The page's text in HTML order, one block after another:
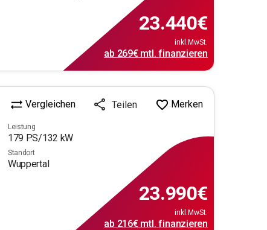
23.440€
inkl.MwSt.
ab 269€mtl. finanzieren
Vergleichen Teilen Merken
Leistung
179 PS/132 kW
Standort
Wuppertal
23.990€
inkl.MwSt.
ab 216€mtl. finanzieren